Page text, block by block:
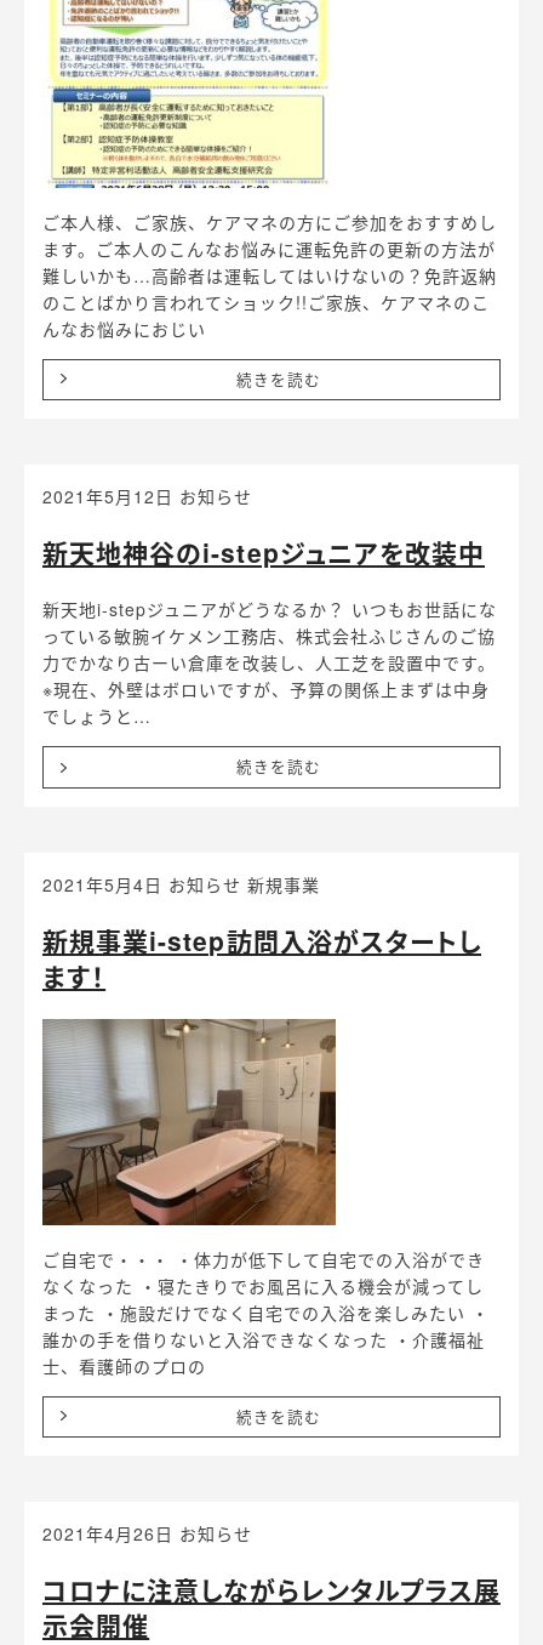
ご本人様、ご家族、ケアマネの方にご参加をおすすめし
ます。ご本人のこんなお悩みに運転免許の更新の方法が
難しいかも…高齢者は運転してはいけないの？免許返納
のことばかり言われてショック!!ご家族、ケアマネのこ
んなお悩みにおじい
続きを読む
2021年5月12日 お知らせ
新天地神谷のi-stepジュニアを改装中
新天地i-stepジュニアがどうなるか？ いつもお世話にな
っている敏腕イケメン工務店、株式会社ふじさんのご協
力でかなり古ーい倉庫を改装し、人工芝を設置中です。
※現在、外壁はボロいですが、予算の関係上まずは中身
でしょうと…
続きを読む
2021年5月4日 お知らせ 新規事業
新規事業i-step訪問入浴がスタートし
ます！
ご自宅で・・・ ・体力が低下して自宅での入浴ができ
なくなった ・寝たきりでお風呂に入る機会が減ってし
まった ・施設だけでなく自宅での入浴を楽しみたい ・
誰かの手を借りないと入浴できなくなった ・介護福祉
士、看護師のプロの
続きを読む
2021年4月26日 お知らせ
コロナに注意しながらレンタルプラス展
示会開催